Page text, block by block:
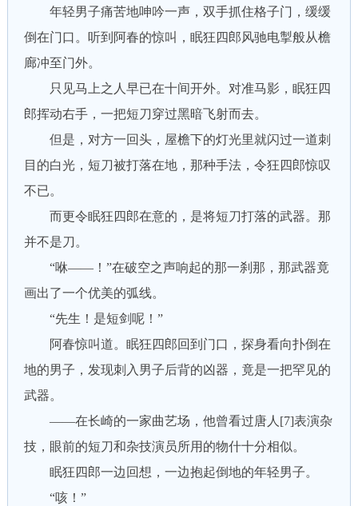
年轻男子痛苦地呻吟一声，双手抓住格子门，缓缓
倒在门口。听到阿春的惊叫，眠狂四郎风驰电掣般从檐
廊冲至门外。
只见马上之人早已在十间开外。对准马影，眠狂四
郎挥动右手，一把短刀穿过黑暗飞射而去。
但是，对方一回头，屋檐下的灯光里就闪过一道刺
目的白光，短刀被打落在地，那种手法，令狂四郎惊叹
不已。
而更令眠狂四郎在意的，是将短刀打落的武器。那
并不是刀。
“咻——！”在破空之声响起的那一刹那，那武器竟
画出了一个优美的弧线。
“先生！是短剑呢！”
阿春惊叫道。眠狂四郎回到门口，探身看向扑倒在
地的男子，发现刺入男子后背的凶器，竟是一把罕见的
武器。
——在长崎的一家曲艺场，他曾看过唐人[7]表演杂
技，眼前的短刀和杂技演员所用的物什十分相似。
眠狂四郎一边回想，一边抱起倒地的年轻男子。
“咳！”